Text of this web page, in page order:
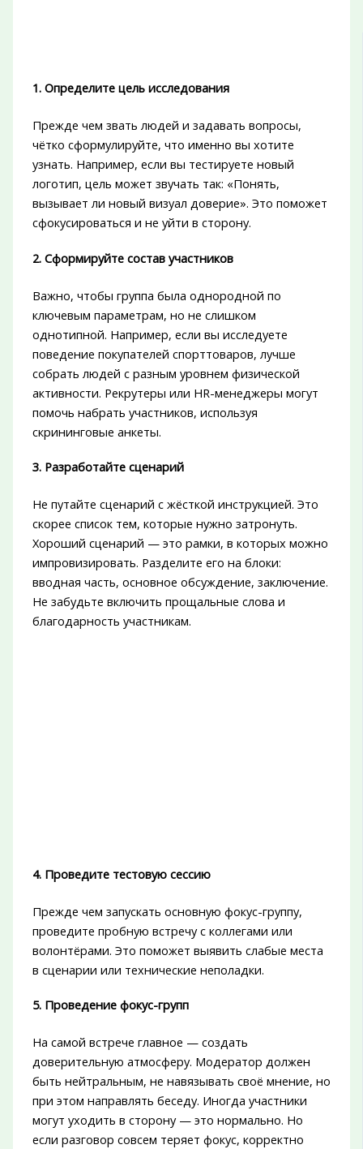
1. Определите цель исследования
Прежде чем звать людей и задавать вопросы,
чётко сформулируйте, что именно вы хотите
узнать. Например, если вы тестируете новый
логотип, цель может звучать так: «Понять,
вызывает ли новый визуал доверие». Это поможет
сфокусироваться и не уйти в сторону.
2. Сформируйте состав участников
Важно, чтобы группа была однородной по
ключевым параметрам, но не слишком
однотипной. Например, если вы исследуете
поведение покупателей спорттоваров, лучше
собрать людей с разным уровнем физической
активности. Рекрутеры или HR-менеджеры могут
помочь набрать участников, используя
скрининговые анкеты.
3. Разработайте сценарий
Не путайте сценарий с жёсткой инструкцией. Это
скорее список тем, которые нужно затронуть.
Хороший сценарий — это рамки, в которых можно
импровизировать. Разделите его на блоки:
вводная часть, основное обсуждение, заключение.
Не забудьте включить прощальные слова и
благодарность участникам.
4. Проведите тестовую сессию
Прежде чем запускать основную фокус-группу,
проведите пробную встречу с коллегами или
волонтёрами. Это поможет выявить слабые места
в сценарии или технические неполадки.
5. Проведение фокус-групп
На самой встрече главное — создать
доверительную атмосферу. Модератор должен
быть нейтральным, не навязывать своё мнение, но
при этом направлять беседу. Иногда участники
могут уходить в сторону — это нормально. Но
если разговор совсем теряет фокус, корректно